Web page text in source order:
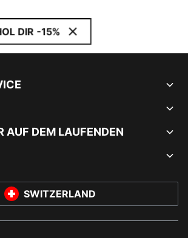
DIR -15%
AUF DEM LAUFENDEN
SWITZERLAND